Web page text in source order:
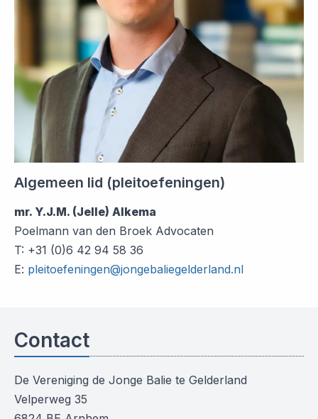
Algemeen lid (pleitoefeningen)
mr. Y.J.M. (Jelle) Alkema
Poelmann van den Broek Advocaten
T: +31 (0)6 42 94 58 36
E: pleitoefeningen@jongebaliegelderland.nl
Contact
De Vereniging de Jonge Balie te Gelderland
Velperweg 35